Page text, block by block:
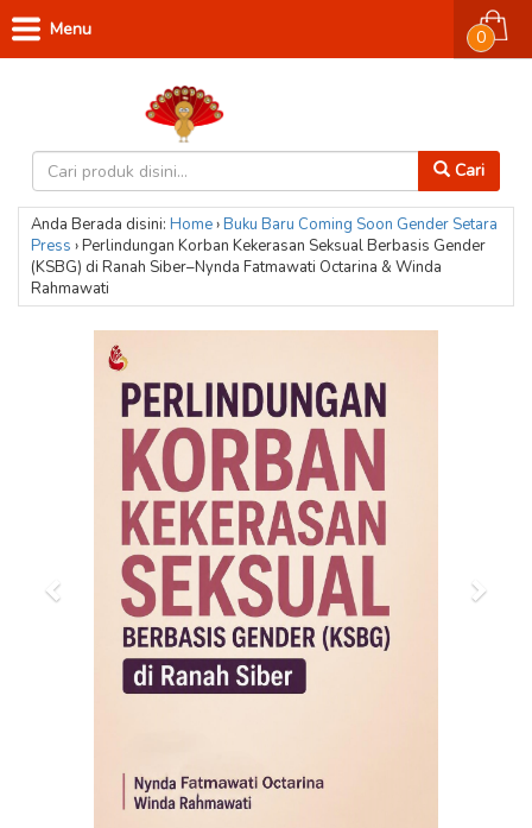
Cari
0
Menu
Anda Berada disini: Home›Buku Baru Coming Soon Gender Setara
Press ›Perlindungan Korban Kekerasan Seksual Berbasis Gender
(KSBG) di Ranah Siber–Nynda Fatmawati Octarina & Winda
Rahmawati